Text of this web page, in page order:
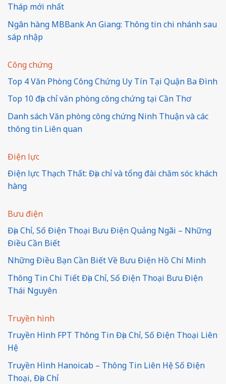
Tháp mới nhất
Ngân hàng MBBank An Giang: Thông tin chi nhánh sau
sáp nhập
Công chứng
Top 4 Văn Phòng Công Chứng Uy Tín Tại Quận Ba Đình
Top 10 địa chỉ văn phòng công chứng tại Cần Thơ
Danh sách Văn phòng công chứng Ninh Thuận và các
thông tin Liên quan
Điện lực
Điện lực Thạch Thất: Địa chỉ và tổng đài chăm sóc khách
hàng
Bưu điện
Địa Chỉ, Số Điện Thoại Bưu Điện Quảng Ngãi – Những
Điều Cần Biết
Những Điều Bạn Cần Biết Về Bưu Điện Hồ Chí Minh
Thông Tin Chi Tiết Địa Chỉ, Số Điện Thoại Bưu Điện
Thái Nguyên
Truyền hình
Truyền Hình FPT Thông Tin Địa Chỉ, Số Điện Thoại Liên
Hệ
Truyền Hình Hanoicab – Thông Tin Liên Hệ Số Điện
Thoại, Địa Chỉ